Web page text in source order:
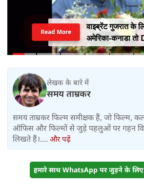
वाइब्रेंट गुजरात के
अमेरिका-कनाडा तो
संभालेंगे जापान-यूरोप
Read More
लेखक के बारे में
समय ताम्रकर
समय ताम्रकर फिल्म समीक्षक हैं, जो फिल्म,
ऑफिस और फिल्मों से जुड़े पहलुओं पर गहन
लिखते हैं।.... और पढ़ें
हमारे साथ WhatsApp पर जुड़ने के